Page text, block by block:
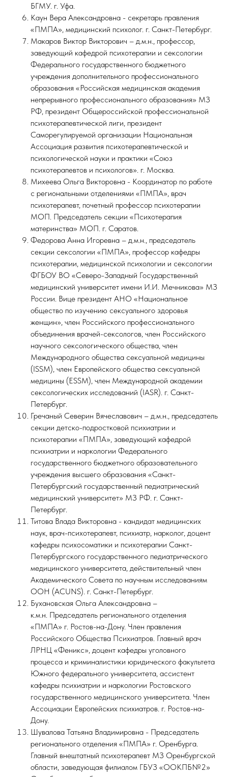
БГМУ. г. Уфа.
Каун Вера Александровна - секретарь правления
«ПМПА», медицинский психолог. г. Санкт-Петербург.
Макаров Виктор Викторович – д.м.н., профессор,
заведующий кафедрой психотерапии и сексологии
Федерального государственного бюджетного
учреждения дополнительного профессионального
образования «Российская медицинская академия
непрерывного профессионального образования» МЗ
РФ, президент Общероссийской профессиональной
психотерапевтической лиги, президент
Саморегулируемой организации Национальная
Ассоциация развития психотерапевтической и
психологической науки и практики «Союз
психотерапевтов и психологов». г. Москва.
Михеева Ольга Викторовна - Координатор по работе
с региональными отделениями «ПМПА», врач
психотерапевт, почетный профессор психотерапии
МОП. Председатель секции «Психотерапия
материнства» МОП. г. Саратов.
Федорова Анна Игоревна – д.м.н., председатель
секции сексологии «ПМПА», профессор кафедры
психотерапии, медицинской психологии и сексологии
ФГБОУ ВО «Северо-Западный Государственный
медицинский университет имени И.И. Мечникова» МЗ
России. Вице президент АНО «Национальное
общество по изучению сексуального здоровья
женщин», член Российского профессионального
объединения врачей-сексологов, член Российского
научного сексологического общества, член
Международного общества сексуальной медицины
(ISSM), член Европейского общества сексуальной
медицины (ЕSSM), член Международной академии
сексологических исследований (IASR). г. Санкт-
Петербург.
Гречаный Северин Вячеславович – д.м.н., председатель
секции детско-подростковой психиатрии и
психотерапии «ПМПА», заведующий кафедрой
психиатрии и наркологии Федерального
государственного бюджетного образовательного
учреждения высшего образования «Санкт-
Петербургский государственный педиатрический
медицинский университет» МЗ РФ. г. Санкт-
Петербург.
Титова Влада Викторовна - кандидат медицинских
наук, врач-психотерапевт, психиатр, нарколог, доцент
кафедры психосоматики и психотерапии Санкт-
Петербургского государственного педиатрического
медицинского университета, действительный член
Академического Совета по научным исследованиям
ООН (ACUNS). г. Санкт-Петербург.
Бухановская Ольга Александровна –
к.м.н. Председатель регионального отделения
«ПМПА» г. Ростов-на-Дону. Член правления
Российского Общества Психиатров. Главный врач
ЛРНЦ «Феникс», доцент кафедры уголовного
процесса и криминалистики юридического факультета
Южного федерального университета, ассистент
кафедры психиатрии и наркологии Ростовского
государственного медицинского университета. Член
Ассоциации Европейских психиатров. г. Ростов-на-
Дону.
Шувалова Татьяна Владимировна - Председатель
регионального отделения «ПМПА» г. Оренбурга.
Главный внештатный психотерапевт МЗ Оренбургской
области, заведующая филиалом ГБУЗ «ООКПБ№2»